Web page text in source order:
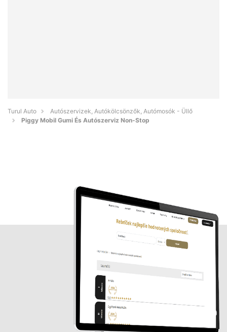
Turul Auto
Autószervizek, Autókölcsönzők, Autómosók - Üllő
Piggy Mobil Gumi És Autószerviz Non-Stop